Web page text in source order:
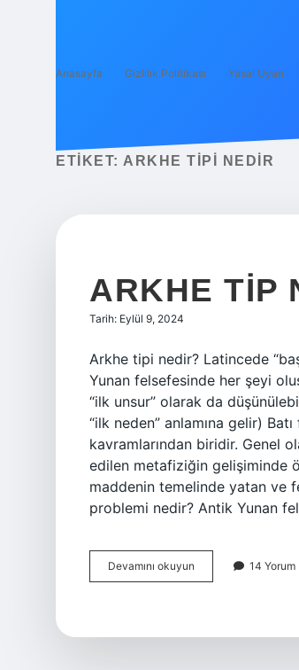
Anasayfa Gizlilik Politikası Yasal Uyarı
ETIKET: ARKHE TIPI NEDIR
ARKHE TIP
Tarih: Eylül 9, 2024
Arkhe tipi nedir? Latincede
Yunan felsefesinde her şeyi
“ilk unsur” olarak da
“ilk neden” anlamına gelir)
kavramlarından biridir. Genel
edilen metafiziğin gelişiminde
maddenin temelinde yatan ve
problemi nedir? Antik Yunan
Devamını okuyun
Tip
14 Yorum